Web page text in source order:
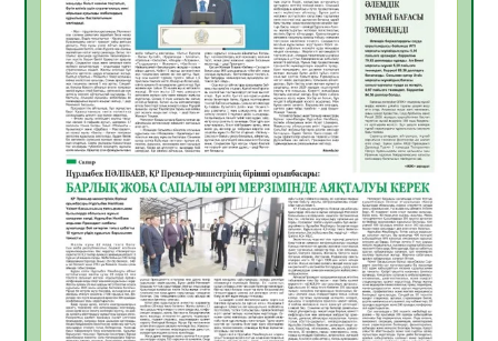
ҚҰРЫЛТАЙ САЙЛАУЫ – БІРЛІК ПЕН
ЖАУАПКЕРШІЛІККЕ БАСТАЙТЫН ҚАДАМ
05.08.2026
24
Мектептен – Ұлттық ұлан сапына
04.08.2026
34
Үкіметтік емес ұйымдарға арналған
сыйлықақы конкурсына өтінім қабылдау
басталды
04.08.2026
38
Үкіметте Президенттің отандық тауарды
қолдау жөніндегі тапсырмаларының